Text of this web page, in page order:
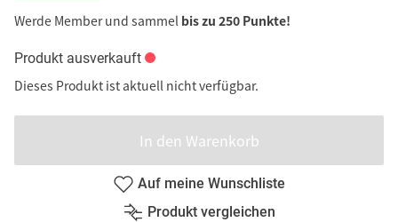
Werde Member und sammel bis zu 250 Punkte!
Produkt ausverkauft
Dieses Produkt ist aktuell nicht verfügbar.
In den Warenkorb
Auf meine Wunschliste
Produkt vergleichen